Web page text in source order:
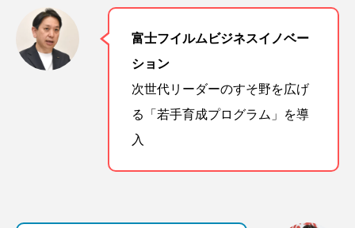
富士フイルムビジネスイノベー
ション
次世代リーダーのすそ野を広げ
る「若手育成プログラム」を導
入